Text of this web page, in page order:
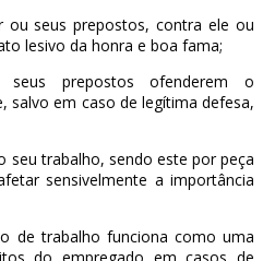
ou seus prepostos, contra ele ou
lesivo da honra e boa fama;
prepostos ofenderem o
salvo em caso de legítima defesa,
seu trabalho, sendo este por peça
sensivelmente a importância
de trabalho funciona como uma
do empregado em casos de